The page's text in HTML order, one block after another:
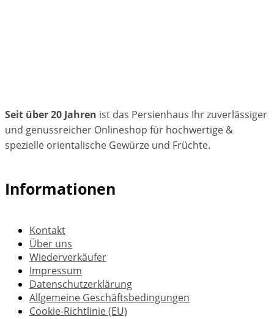
Seit über 20 Jahren ist das Persienhaus Ihr zuverlässiger
und genussreicher Onlineshop für hochwertige &
spezielle orientalische Gewürze und Früchte.
Informationen
Kontakt
Über uns
Wiederverkäufer
Impressum
Datenschutzerklärung
Allgemeine Geschäftsbedingungen
Cookie-Richtlinie (EU)